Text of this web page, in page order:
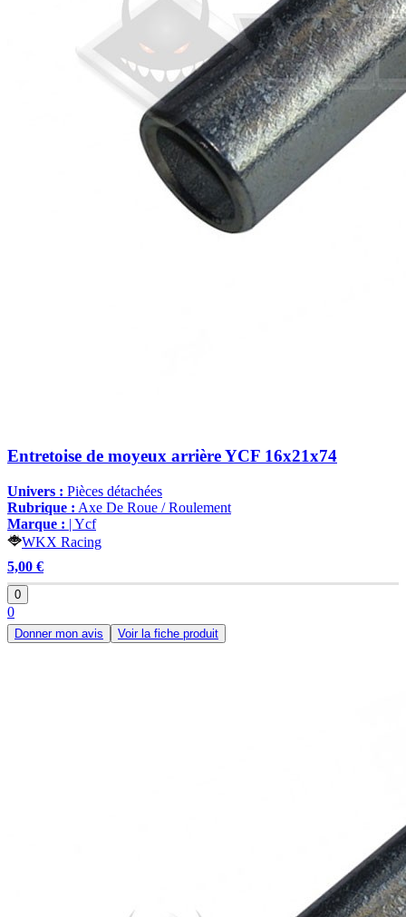
Entretoise de moyeux arrière YCF 16x21x74
Univers : Pièces détachées
Rubrique : Axe De Roue / Roulement
Marque : | Ycf
WKX Racing
5,00 €
0
0
Donner mon avis Voir la fiche produit